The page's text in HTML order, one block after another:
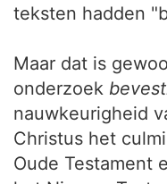
teksten hadden
Maar dat is
onderzoek
nauwkeurigheid
Christus het
Oude Testament